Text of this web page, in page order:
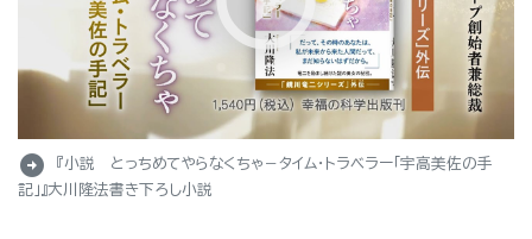
arrow_circle_right
『小説 とっちめてやらなくちゃ－タイム・トラベラー「宇高美佐の手
記」』大川隆法書き下ろし小説